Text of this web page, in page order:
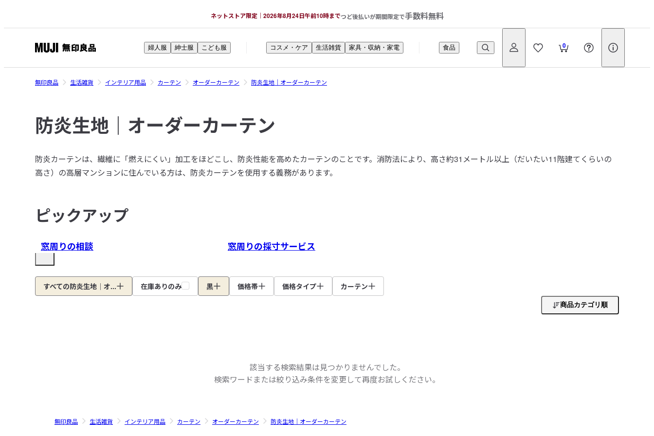
ネットストア限定｜2026年8月24日午前10時までつど後払いが期間限定で手数料無料
印
良
ッ
ト
ト
ア
0
婦人服 紳士服 こども服 コスメ・ケア 生活雑貨 家具・収納・家電 食品
無印良品 生活雑貨 インテリア用品 カーテン オーダーカーテン 防炎生地｜オーダーカーテン
防炎生地｜オーダーカーテン
防炎カーテンは、繊維に「燃えにくい」加工をほどこし、防炎性能を高めたカーテンのことです。消防法により、高さ約31メートル以上（だいたい11階建てくらいの
ピックアップ
窓周りの相談 窓周りの採寸サービス
すべての防炎生地｜オ... 在庫ありのみ 黒 価格帯 価格タイプ カーテン
商品カテゴリ順
該当する検索結果は見つかりませんでした。
検索ワードまたは絞り込み条件を変更して再度お試しください。
無印良品 生活雑貨 インテリア用品 カーテン オーダーカーテン 防炎生地｜オーダーカーテン